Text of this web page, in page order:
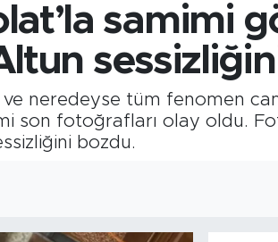
samimi
Altun
neredeyse tüm fenomen
son fotoğrafları olay oldu.
bozdu.